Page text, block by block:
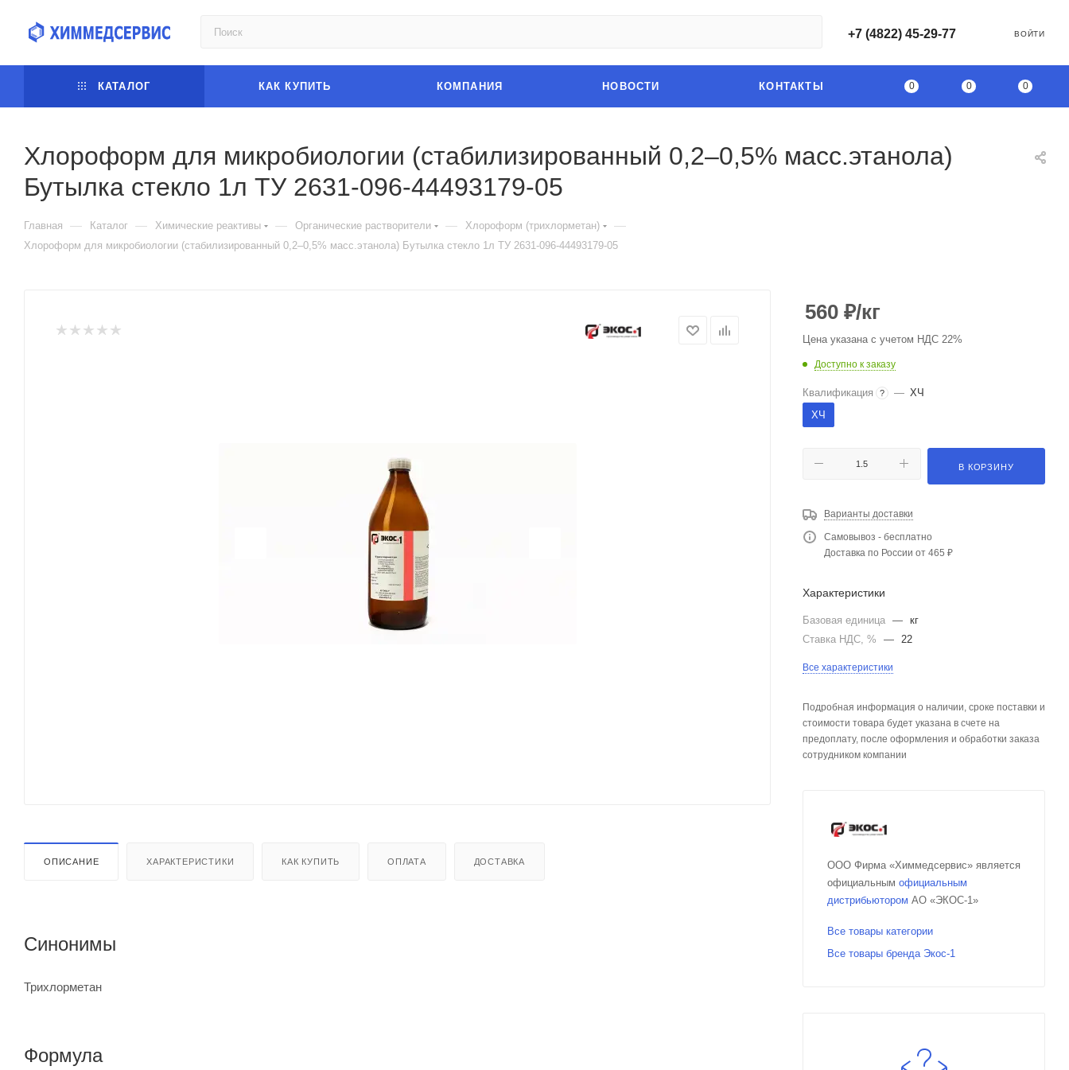
+7 (4822) 45-29-77 ВОЙТИ
0 0 0
КАТАЛОГ КАК КУПИТЬ КОМПАНИЯ НОВОСТИ КОНТАКТЫ
Хлороформ для микробиологии (стабилизированный 0,2–0,5% масс.этанола)
Бутылка стекло 1л ТУ 2631-096-44493179-05
Главная — Каталог — Химические реактивы — Органические растворители — Хлороформ (трихлорметан) —
Хлороформ для микробиологии (стабилизированный 0,2–0,5% масс.этанола) Бутылка стекло 1л ТУ 2631-096-44493179-05
ОПИСАНИЕ ХАРАКТЕРИСТИКИ КАК КУПИТЬ ОПЛАТА ДОСТАВКА
Синонимы
Трихлорметан
Формула
560 ₽/кг
Цена указана с учетом НДС 22%
Доступно к заказу
Квалификация ? — ХЧ
ХЧ
В КОРЗИНУ
Варианты доставки
Самовывоз - бесплатно
Доставка по России от 465 ₽
Характеристики
Базовая единица — кг
Ставка НДС, %
— 22
Все характеристики
Подробная информация о наличии, сроке поставки и
стоимости товара будет указана в счете на
предоплату, после оформления и обработки заказа
сотрудником компании
ООО Фирма «Химмедсервис» является
официальным официальным
дистрибьютором АО «ЭКОС-1»
Все товары категории
Все товары бренда Экос-1